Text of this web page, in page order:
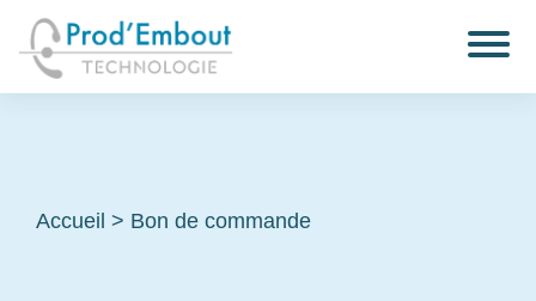
Accueil > Bon de commande